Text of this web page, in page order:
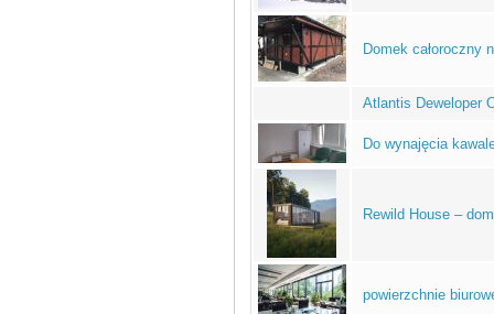
Domek całoroczny
Atlantis Deweloper
Do wynajęcia
Rewild House –
powierzchnie